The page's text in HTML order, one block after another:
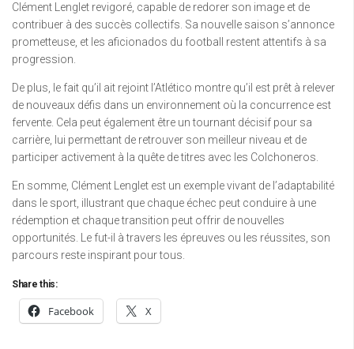
Clément Lenglet revigoré, capable de redorer son image et de
contribuer à des succès collectifs. Sa nouvelle saison s’annonce
prometteuse, et les aficionados du football restent attentifs à sa
progression.
De plus, le fait qu’il ait rejoint l’Atlético montre qu’il est prêt à relever
de nouveaux défis dans un environnement où la concurrence est
fervente. Cela peut également être un tournant décisif pour sa
carrière, lui permettant de retrouver son meilleur niveau et de
participer activement à la quête de titres avec les Colchoneros.
En somme, Clément Lenglet est un exemple vivant de l’adaptabilité
dans le sport, illustrant que chaque échec peut conduire à une
rédemption et chaque transition peut offrir de nouvelles
opportunités. Le fut-il à travers les épreuves ou les réussites, son
parcours reste inspirant pour tous.
Share this:
Facebook X